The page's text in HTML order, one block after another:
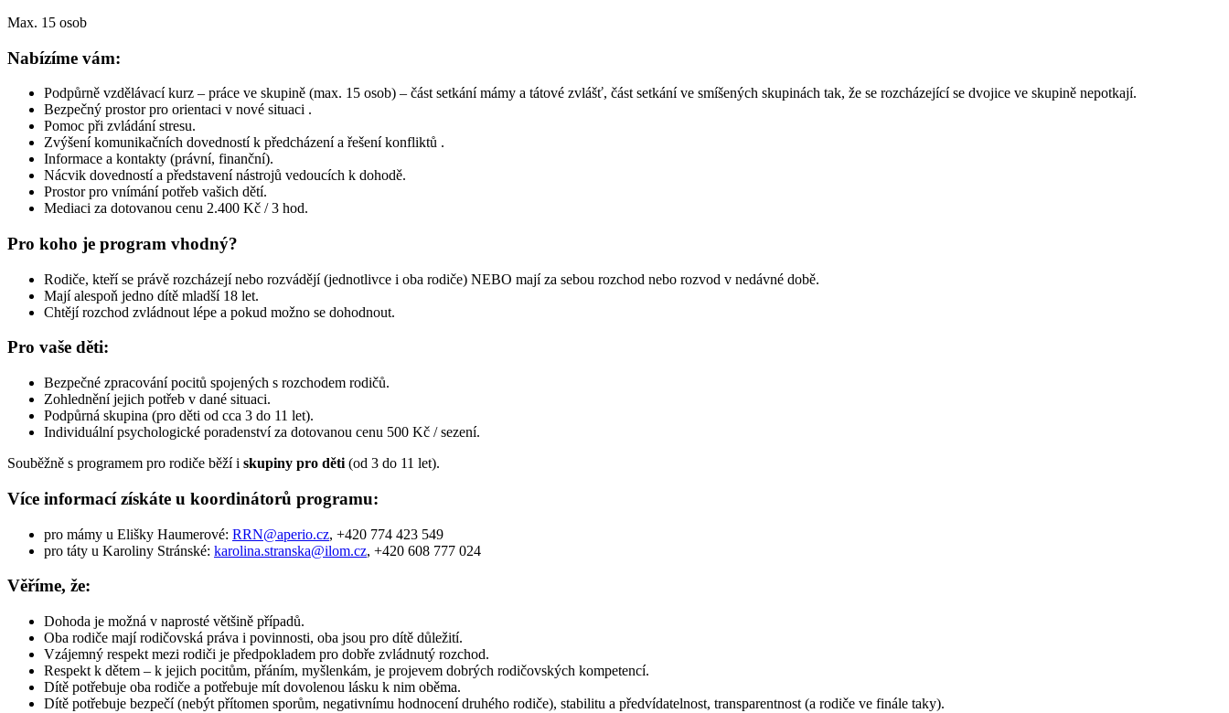
Max. 15 osob
Nabízíme vám:
Podpůrně vzdělávací kurz – práce ve skupině (max. 15 osob) – část setkání mámy a tátové zvlášť, část setkání ve smíšených skupinách tak, že se rozcházející se dvojice ve skupině nepotkají.
Bezpečný prostor pro orientaci v nové situaci .
Pomoc při zvládání stresu.
Zvýšení komunikačních dovedností k předcházení a řešení konfliktů .
Informace a kontakty (právní, finanční).
Nácvik dovedností a představení nástrojů vedoucích k dohodě.
Prostor pro vnímání potřeb vašich dětí.
Mediaci za dotovanou cenu 2.400 Kč / 3 hod.
Pro koho je program vhodný?
Rodiče, kteří se právě rozcházejí nebo rozvádějí (jednotlivce i oba rodiče) NEBO mají za sebou rozchod nebo rozvod v nedávné době.
Mají alespoň jedno dítě mladší 18 let.
Chtějí rozchod zvládnout lépe a pokud možno se dohodnout.
Pro vaše děti:
Bezpečné zpracování pocitů spojených s rozchodem rodičů.
Zohlednění jejich potřeb v dané situaci.
Podpůrná skupina (pro děti od cca 3 do 11 let).
Individuální psychologické poradenství za dotovanou cenu 500 Kč / sezení.
Souběžně s programem pro rodiče běží i skupiny pro děti (od 3 do 11 let).
Více informací získáte u koordinátorů programu:
pro mámy u Elišky Haumerové: RRN@aperio.cz, +420 774 423 549
pro táty u Karoliny Stránské: karolina.stranska@ilom.cz, +420 608 777 024
Věříme, že:
Dohoda je možná v naprosté většině případů.
Oba rodiče mají rodičovská práva i povinnosti, oba jsou pro dítě důležití.
Vzájemný respekt mezi rodiči je předpokladem pro dobře zvládnutý rozchod.
Respekt k dětem – k jejich pocitům, přáním, myšlenkám, je projevem dobrých rodičovských kompetencí.
Dítě potřebuje oba rodiče a potřebuje mít dovolenou lásku k nim oběma.
Dítě potřebuje bezpečí (nebýt přítomen sporům, negativnímu hodnocení druhého rodiče), stabilitu a předvídatelnost, transparentnost (a rodiče ve finále taky).